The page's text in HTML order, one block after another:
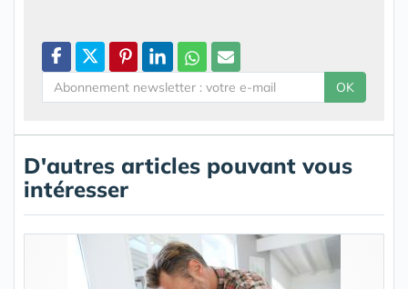
OK
D'autres articles pouvant vous
intéresser